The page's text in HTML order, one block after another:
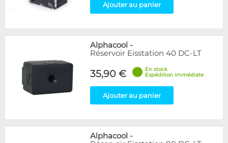
Ajouter au panier
Alphacool -
Réservoir Eisstation 40 DC-LT
35,90 €
En stock
Expédition immédiate
Ajouter au panier
Alphacool -